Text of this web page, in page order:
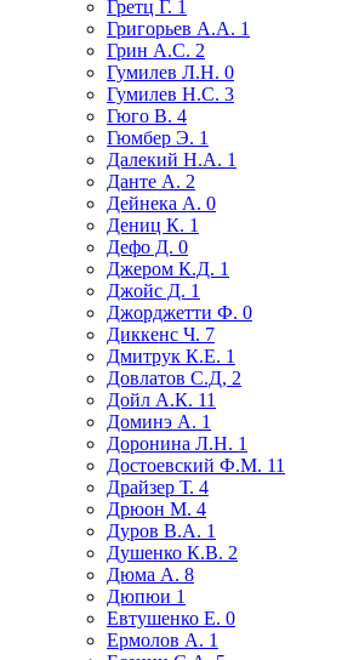
Гретц Г. 1
Григорьев А.А. 1
Грин А.С. 2
Гумилев Л.Н. 0
Гумилев Н.С. 3
Гюго В. 4
Гюмбер Э. 1
Далекий Н.А. 1
Данте А. 2
Дейнека А. 0
Дениц К. 1
Дефо Д. 0
Джером К.Д. 1
Джойс Д. 1
Джорджетти Ф. 0
Диккенс Ч. 7
Дмитрук К.Е. 1
Довлатов С.Д, 2
Дойл А.К. 11
Доминэ А. 1
Доронина Л.Н. 1
Достоевский Ф.М. 11
Драйзер Т. 4
Дрюон М. 4
Дуров В.А. 1
Душенко К.В. 2
Дюма А. 8
Дюпюи 1
Евтушенко Е. 0
Ермолов А. 1